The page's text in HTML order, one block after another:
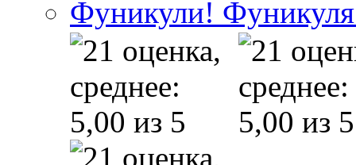
Фуникули!